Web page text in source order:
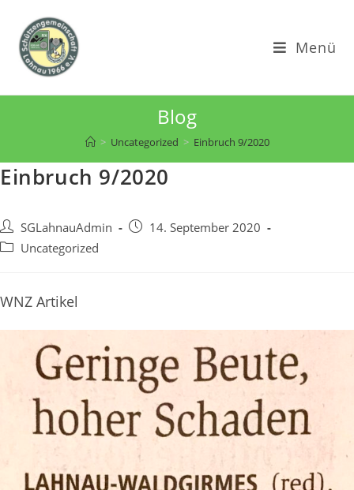
Inhalt
springen
Menü
Blog
> Uncategorized > Einbruch 9/2020
Einbruch 9/2020
Beitrags-
Autor:
SGLahnauAdmin
Beitrag14. September 2020
Beitrags-Uncategorized
WNZ Artikel